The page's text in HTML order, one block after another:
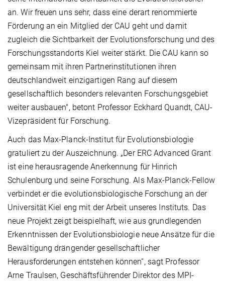
an. Wir freuen uns sehr, dass eine derart renommierte
Förderung an ein Mitglied der CAU geht und damit
zugleich die Sichtbarkeit der Evolutionsforschung und des
Forschungsstandorts Kiel weiter stärkt. Die CAU kann so
gemeinsam mit ihren Partnerinstitutionen ihren
deutschlandweit einzigartigen Rang auf diesem
gesellschaftlich besonders relevanten Forschungsgebiet
weiter ausbauen", betont Professor Eckhard Quandt, CAU-
Vizepräsident für Forschung.
Auch das Max-Planck-Institut für Evolutionsbiologie
gratuliert zu der Auszeichnung. „Der ERC Advanced Grant
ist eine herausragende Anerkennung für Hinrich
Schulenburg und seine Forschung. Als Max-Planck-Fellow
verbindet er die evolutionsbiologische Forschung an der
Universität Kiel eng mit der Arbeit unseres Instituts. Das
neue Projekt zeigt beispielhaft, wie aus grundlegenden
Erkenntnissen der Evolutionsbiologie neue Ansätze für die
Bewältigung drängender gesellschaftlicher
Herausforderungen entstehen können“, sagt Professor
Arne Traulsen, Geschäftsführender Direktor des MPI-